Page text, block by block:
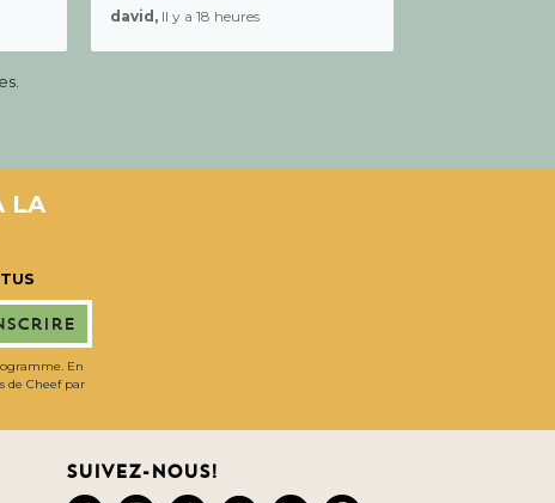
david, Il y a 18 heures
LA
En
de Cheef par
Suivez-nous!